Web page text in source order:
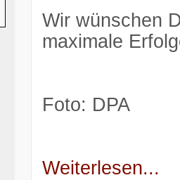
Wir wünschen
maximale
Foto: DPA
Weiterlesen...